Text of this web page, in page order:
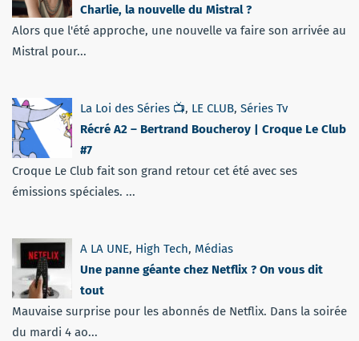
Charlie, la nouvelle du Mistral ?
Alors que l'été approche, une nouvelle va faire son arrivée au
Mistral pour...
La Loi des Séries 📺, LE CLUB, Séries Tv
Récré A2 – Bertrand Boucheroy | Croque Le Club
#7
Croque Le Club fait son grand retour cet été avec ses
émissions spéciales. ...
A LA UNE, High Tech, Médias
Une panne géante chez Netflix ? On vous dit
tout
Mauvaise surprise pour les abonnés de Netflix. Dans la soirée
du mardi 4 ao...